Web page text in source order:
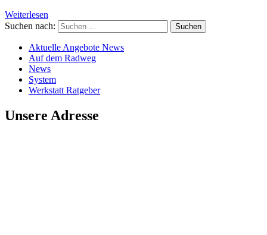
Weiterlesen
Suchen nach:
Aktuelle Angebote News
Auf dem Radweg
News
System
Werkstatt Ratgeber
Unsere Adresse